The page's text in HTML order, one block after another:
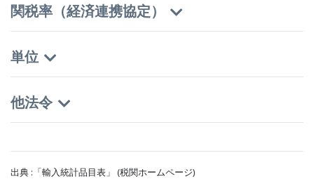
関税率（経済連携協定）
単位
他法令
出典 :「輸入統計品目表」 (税関ホームページ)